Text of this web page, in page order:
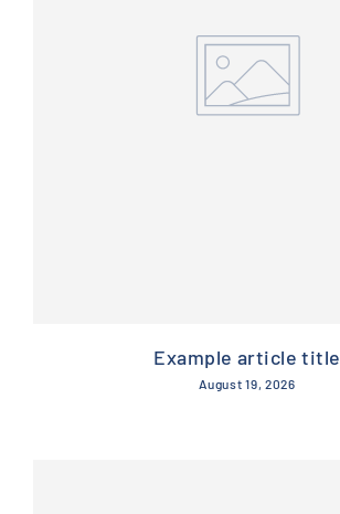
Example article title
August 19, 2026